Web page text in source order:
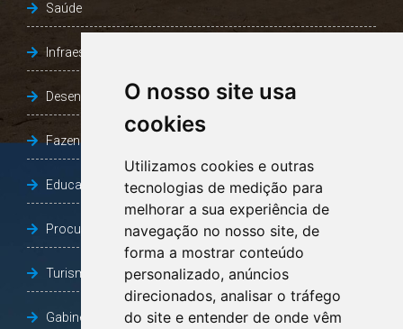
O nosso site usa
cookies
Utilizamos cookies e outras
tecnologias de medição para
melhorar a sua experiência de
navegação no nosso site, de
forma a mostrar conteúdo
personalizado, anúncios
direcionados, analisar o tráfego
do site e entender de onde vêm
Saúde
Infraestrutura, Agricultura e Meio Ambiente
Desenvolvimento Social
Fazenda e Desenvolvimento Econômico
Educação
Procuradoria Geral do Município
Turismo, Desporto e Cultura
Gabinete Vice-Prefeito